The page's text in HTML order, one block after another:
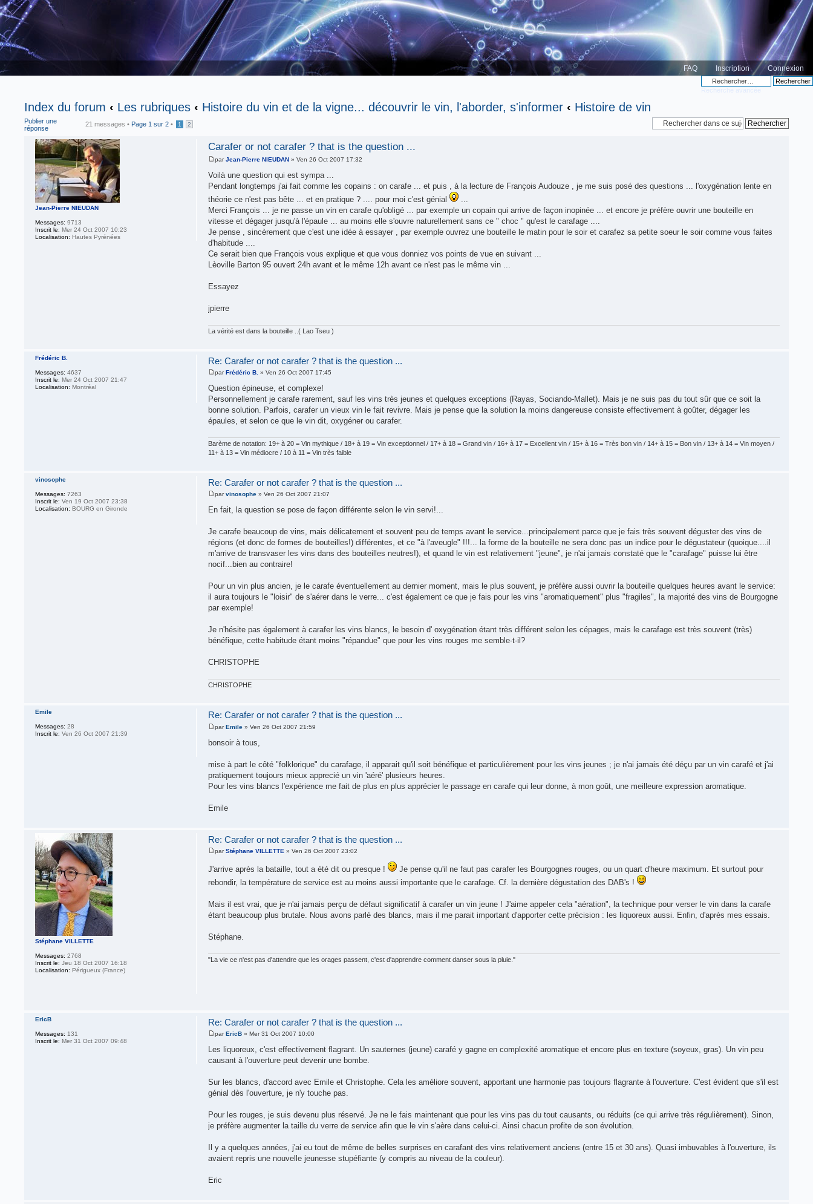
FAQ Inscription Connexion
Recherche avancée
Index du forum ‹ Les rubriques ‹ Histoire du vin et de la vigne... découvrir le vin, l'aborder, s'informer ‹ Histoire de vin
Publier une
réponse
21 messages • Page 1 sur 2 • 1 2
Carafer or not carafer ? that is the question ...
parJean-Pierre NIEUDAN» Ven 26 Oct 2007 17:32
Voilà une question qui est sympa ...
Pendant longtemps j'ai fait comme les copains : on carafe ... et puis , à la lecture de François Audouze , je me suis posé des questions ... l'oxygénation lente en
théorie ce n'est pas bête ... et en pratique ? .... pour moi c'est génial
...
Merci François ... je ne passe un vin en carafe qu'obligé ... par exemple un copain qui arrive de façon inopinée ... et encore je préfère ouvrir une bouteille en
vitesse et dégager jusqu'à l'épaule ... au moins elle s'ouvre naturellement sans ce " choc " qu'est le carafage ....
Je pense , sincèrement que c'est une idée à essayer , par exemple ouvrez une bouteille le matin pour le soir et carafez sa petite soeur le soir comme vous faites
d'habitude ....
Ce serait bien que François vous explique et que vous donniez vos points de vue en suivant ...
Lèoville Barton 95 ouvert 24h avant et le même 12h avant ce n'est pas le même vin ...
Essayez
jpierre
La vérité est dans la bouteille ..( Lao Tseu )
Jean-Pierre NIEUDAN
Messages: 9713
Inscrit le: Mer 24 Oct 2007 10:23
Localisation: Hautes Pyrénées
Re: Carafer or not carafer ? that is the question ...
parFrédéric B. » Ven 26 Oct 2007 17:45
Question épineuse, et complexe!
Personnellement je carafe rarement, sauf les vins très jeunes et quelques exceptions (Rayas, Sociando-Mallet). Mais je ne suis pas du tout sûr que ce soit la
bonne solution. Parfois, carafer un vieux vin le fait revivre. Mais je pense que la solution la moins dangereuse consiste effectivement à goûter, dégager les
épaules, et selon ce que le vin dit, oxygéner ou carafer.
Barème de notation: 19+ à 20 = Vin mythique / 18+ à 19 = Vin exceptionnel / 17+ à 18 = Grand vin / 16+ à 17 = Excellent vin / 15+ à 16 = Très bon vin / 14+ à 15 = Bon vin / 13+ à 14 = Vin moyen /
11+ à 13 = Vin médiocre / 10 à 11 = Vin très faible
Frédéric B.
Messages: 4637
Inscrit le: Mer 24 Oct 2007 21:47
Localisation: Montréal
Re: Carafer or not carafer ? that is the question ...
parvinosophe» Ven 26 Oct 2007 21:07
En fait, la question se pose de façon différente selon le vin servi!...
Je carafe beaucoup de vins, mais délicatement et souvent peu de temps avant le service...principalement parce que je fais très souvent déguster des vins de
régions (et donc de formes de bouteilles!) différentes, et ce "à l'aveugle" !!!... la forme de la bouteille ne sera donc pas un indice pour le dégustateur (quoique....il
m'arrive de transvaser les vins dans des bouteilles neutres!), et quand le vin est relativement "jeune", je n'ai jamais constaté que le "carafage" puisse lui être
nocif...bien au contraire!
Pour un vin plus ancien, je le carafe éventuellement au dernier moment, mais le plus souvent, je préfère aussi ouvrir la bouteille quelques heures avant le service:
il aura toujours le "loisir" de s'aérer dans le verre... c'est également ce que je fais pour les vins "aromatiquement" plus "fragiles", la majorité des vins de Bourgogne
par exemple!
Je n'hésite pas également à carafer les vins blancs, le besoin d' oxygénation étant très différent selon les cépages, mais le carafage est très souvent (très)
bénéfique, cette habitude étant moins "répandue" que pour les vins rouges me semble-t-il?
CHRISTOPHE
CHRISTOPHE
vinosophe
Messages: 7263
Inscrit le: Ven 19 Oct 2007 23:38
Localisation: BOURG en Gironde
Re: Carafer or not carafer ? that is the question ...
parEmile» Ven 26 Oct 2007 21:59
bonsoir à tous,
mise à part le côté "folklorique" du carafage, il apparait qu'il soit bénéfique et particulièrement pour les vins jeunes ; je n'ai jamais été déçu par un vin carafé et j'ai
pratiquement toujours mieux apprecié un vin 'aéré' plusieurs heures.
Pour les vins blancs l'expérience me fait de plus en plus apprécier le passage en carafe qui leur donne, à mon goût, une meilleure expression aromatique.
Emile
Emile
Messages: 28
Inscrit le: Ven 26 Oct 2007 21:39
Re: Carafer or not carafer ? that is the question ...
parStéphane VILLETTE » Ven 26 Oct 2007 23:02
J'arrive après la bataille, tout a été dit ou presque !
Je pense qu'il ne faut pas carafer les Bourgognes rouges, ou un quart d'heure maximum. Et surtout pour
rebondir, la température de service est au moins aussi importante que le carafage. Cf. la dernière dégustation des DAB's !
Mais il est vrai, que je n'ai jamais perçu de défaut significatif à carafer un vin jeune ! J'aime appeler cela "aération", la technique pour verser le vin dans la carafe
étant beaucoup plus brutale. Nous avons parlé des blancs, mais il me parait important d'apporter cette précision : les liquoreux aussi. Enfin, d'après mes essais.
Stéphane.
"La vie ce n'est pas d'attendre que les orages passent, c'est d'apprendre comment danser sous la pluie."
Stéphane VILLETTE
Messages: 2768
Inscrit le: Jeu 18 Oct 2007 16:18
Localisation: Périgueux (France)
Re: Carafer or not carafer ? that is the question ...
parEricB» Mer 31 Oct 2007 10:00
Les liquoreux, c'est effectivement flagrant. Un sauternes (jeune) carafé y gagne en complexité aromatique et encore plus en texture (soyeux, gras). Un vin peu
causant à l'ouverture peut devenir une bombe.
Sur les blancs, d'accord avec Emile et Christophe. Cela les améliore souvent, apportant une harmonie pas toujours flagrante à l'ouverture. C'est évident que s'il est
génial dès l'ouverture, je n'y touche pas.
Pour les rouges, je suis devenu plus réservé. Je ne le fais maintenant que pour les vins pas du tout causants, ou réduits (ce qui arrive très régulièrement). Sinon,
je préfère augmenter la taille du verre de service afin que le vin s'aère dans celui-ci. Ainsi chacun profite de son évolution.
Il y a quelques années, j'ai eu tout de même de belles surprises en carafant des vins relativement anciens (entre 15 et 30 ans). Quasi imbuvables à l'ouverture, ils
avaient repris une nouvelle jeunesse stupéfiante (y compris au niveau de la couleur).
Eric
EricB
Messages: 131
Inscrit le: Mer 31 Oct 2007 09:48